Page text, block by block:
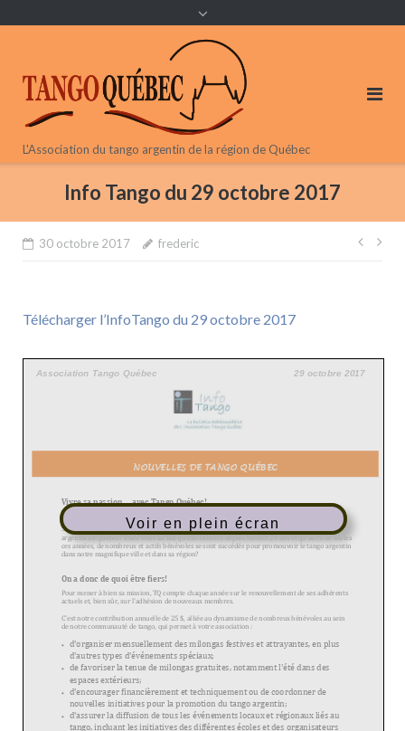
L'Association du tango argentin de la région de Québec
Info Tango du 29 octobre 2017
30 octobre 2017 frederic
Télécharger l’InfoTango du 29 octobre 2017
Voir en plein écran